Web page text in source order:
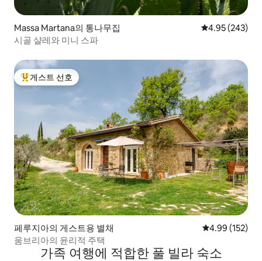
Massa Martana의 통나무집 평점 4.95점(5
4.95 (243)
시골 샬레와 미니 스파
상위 게스트 선호
게스트 선호
페루지아의 게스트용 별채 평점 4.99점(5
4.99 (152)
움브리아의 윤리적 주택
가족 여행에 적합한 풀 빌라 숙소